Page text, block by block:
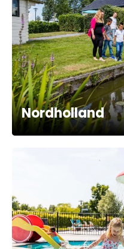
Nordholland